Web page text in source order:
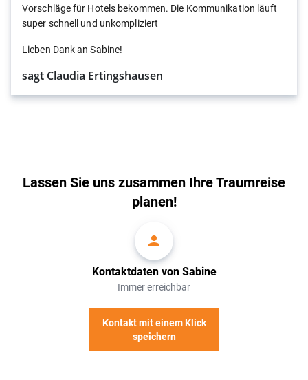
Vorschläge für Hotels bekommen. Die Kommunikation läuft
super schnell und unkompliziert
Lieben Dank an Sabine!
sagt Claudia Ertingshausen
Lassen Sie uns zusammen Ihre Traumreise
planen!
Kontaktdaten von Sabine
Immer erreichbar
Kontakt mit einem Klick
speichern